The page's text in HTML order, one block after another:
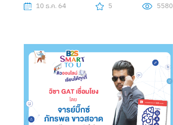
10 ธ.ค. 64 5 5580